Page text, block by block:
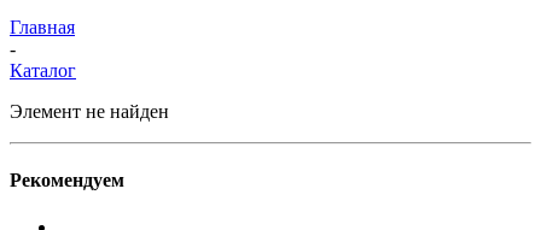
Главная
-
Каталог
Элемент не найден
Рекомендуем